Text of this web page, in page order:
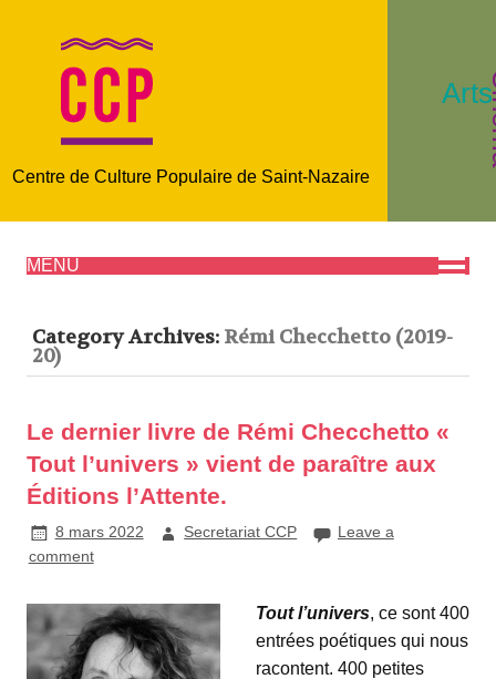
Centre de Culture Populaire de Saint-Nazaire
MENU
Category Archives: Rémi Checchetto (2019-
20)
Le dernier livre de Rémi Checchetto «
Tout l’univers » vient de paraître aux
Éditions l’Attente.
8 mars 2022 Secretariat CCP
Leave a
comment
Tout l’univers, ce sont 400
entrées poétiques qui nous
racontent. 400 petites